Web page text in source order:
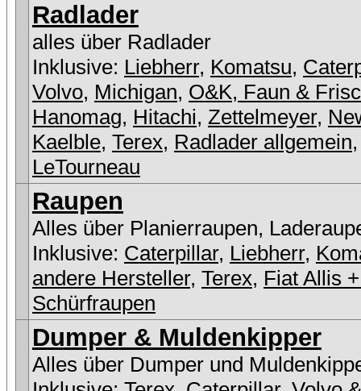
Radlader
alles über Radlader
Inklusive: Liebherr, Komatsu,
Volvo, Michigan, O&K, Faun &
Hanomag, Hitachi, Zettelmeyer,
Kaelble, Terex, Radlader allgemein,
LeTourneau
Raupen
Alles über Planierraupen,
Inklusive: Caterpillar, Liebherr,
andere Hersteller, Terex, Fiat Allis
Schürfraupen
Dumper & Muldenkipper
Alles über Dumper und